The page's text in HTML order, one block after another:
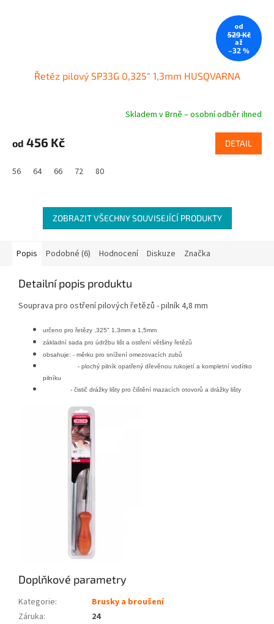
od
529 Kč
až
–32 %
Řetěz pilový SP33G 0,325" 1,3mm HUSQVARNA
produktu
je
z
Skladem v Brně – osobní odběr ihned
od 456 Kč DETAIL
56 64 66 72 80
ZOBRAZIT VŠECHNY SOUVISEJÍCÍ PRODUKTY
Popis Podobné (6) Hodnocení Diskuze Značka
Detailní popis produktu
Souprava pro ostření pilových řetězů - pilník 4,8 mm
určeno pro řetězy ,325" 1,3mm a 1,5mm
základní sada pro údržbu lišt a ostření většiny řetězů
obsahuje: - měrku pro snížení omezovacích zubů
- plochý pilník opatřený dřevěnou rukojetí a kompletní vodítko
pilníku
- čistič drážky lišty pro čištění mazacích otovorů a drážky lišty
Doplňkové parametry
Kategorie:
Brusky a broušení
Záruka:
24